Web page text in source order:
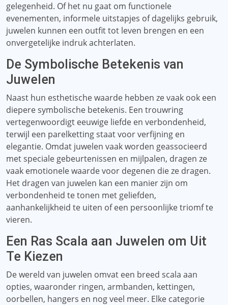
gelegenheid. Of het nu gaat om functionele
evenementen, informele uitstapjes of dagelijks gebruik,
juwelen kunnen een outfit tot leven brengen en een
onvergetelijke indruk achterlaten.
De Symbolische Betekenis van
Juwelen
Naast hun esthetische waarde hebben ze vaak ook een
diepere symbolische betekenis. Een trouwring
vertegenwoordigt eeuwige liefde en verbondenheid,
terwijl een parelketting staat voor verfijning en
elegantie. Omdat juwelen vaak worden geassocieerd
met speciale gebeurtenissen en mijlpalen, dragen ze
vaak emotionele waarde voor degenen die ze dragen.
Het dragen van juwelen kan een manier zijn om
verbondenheid te tonen met geliefden,
aanhankelijkheid te uiten of een persoonlijke triomf te
vieren.
Een Ras Scala aan Juwelen om Uit
Te Kiezen
De wereld van juwelen omvat een breed scala aan
opties, waaronder ringen, armbanden, kettingen,
oorbellen, hangers en nog veel meer. Elke categorie